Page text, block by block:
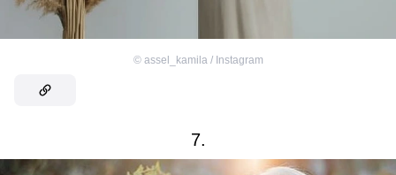
© assel_kamila / Instagram
7.